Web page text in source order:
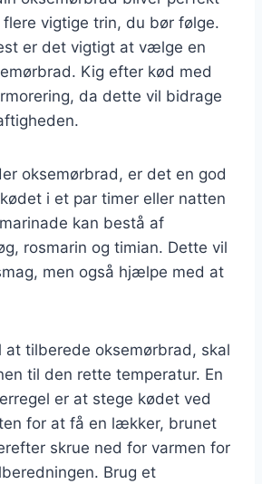
vigtige trin, du bør følge.
er det vigtigt at vælge en
Kig efter kød med
da dette vil bidrage
oksemørbrad, er det en god
i et par timer eller natten
kan bestå af
rosmarin og timian. Dette vil
men også hjælpe med at
at tilberede oksemørbrad, skal
til den rette temperatur. En
er at stege kødet ved
for at få en lækker, brunet
skrue ned for varmen for
Brug et